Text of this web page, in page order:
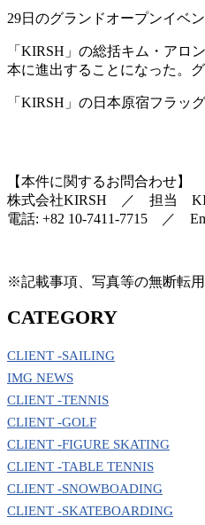
29日のグランドオープンイベ
「KIRSH」の総括キム・アロ
本に進出することになった。
「KIRSH」の日本原宿フラッ
【本件に関するお問合わせ】
株式会社KIRSH ／ 担当
電話: +82 10-7411-7715 ／
※記載事項、写真等の無断転用
CATEGORY
CLIENT -SAILING
IMG NEWS
CLIENT -TENNIS
CLIENT -GOLF
CLIENT -FIGURE SKATING
CLIENT -TABLE TENNIS
CLIENT -SNOWBOADING
CLIENT -SKATEBOARDING